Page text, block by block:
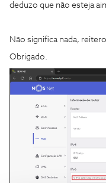
deduzo que não esteja
Não significa nada,
Obrigado.